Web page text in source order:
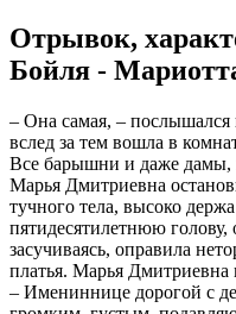
Отрывок,
Бойля -
– Она самая, – послышался
вслед за тем вошла в
Все барышни и даже дамы,
Марья Дмитриевна
тучного тела, высоко
пятидесятилетнюю голову,
засучиваясь, оправила
платья. Марья Дмитриевна
– Имениннице дорогой с